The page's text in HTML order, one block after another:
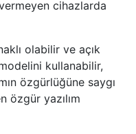
cihazlarda
olabilir ve açık
kullanabilir,
özgürlüğüne saygı
özgür yazılım